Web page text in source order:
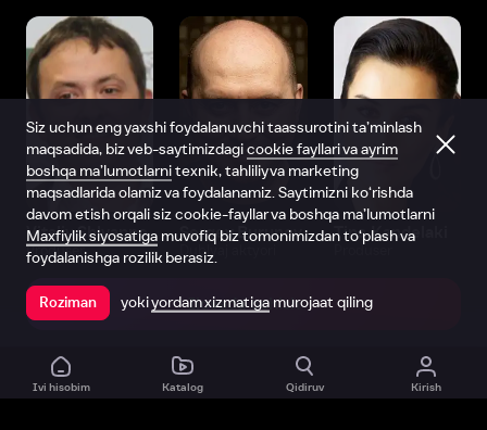
Vitaliy Shlyappo
Produser
Sergey Burunov
Dublyaj aktyori
Tina Kandelaki
Ilovada ochish
Ivi hisobim Katalog Qidiruv Kirish
Siz uchun eng yaxshi foydalanuvchi taassurotini ta’minlash
maqsadida, biz veb-saytimizdagicookie fayllari va ayrim
boshqa ma’lumotlarnitexnik, tahliliy va marketing
maqsadlarida olamiz va foydalanamiz. Saytimizni ko‘rishda
davom etish orqali siz cookie-fayllar va boshqa ma’lumotlarni
Maxfiylik siyosatiga muvofiq biz tomonimizdan to‘plash va
foydalanishga rozilik berasiz.
Roziman yokiyordam xizmatiga murojaat qiling